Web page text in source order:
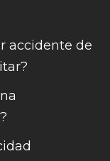
accidente de